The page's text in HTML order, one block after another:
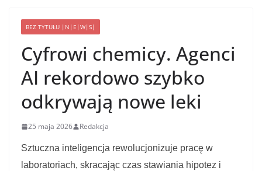
BEZ TYTUŁU |N|E|W|S|
Cyfrowi chemicy. Agenci
AI rekordowo szybko
odkrywają nowe leki
25 maja 2026 Redakcja
Sztuczna inteligencja rewolucjonizuje pracę w
laboratoriach, skracając czas stawiania hipotez i